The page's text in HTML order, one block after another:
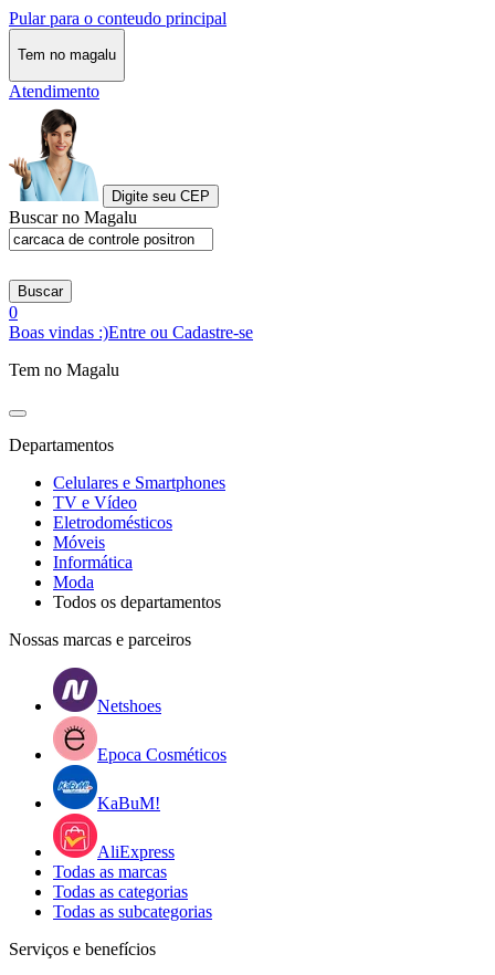
Pular para o conteudo principal
Tem no magalu
Atendimento
Digite seu CEP
Buscar no Magalu
Buscar
0
Boas vindas :)Entre ou Cadastre-se
Tem no Magalu
Departamentos
Celulares e Smartphones
TV e Vídeo
Eletrodomésticos
Móveis
Informática
Moda
Todos os departamentos
Nossas marcas e parceiros
Netshoes
Epoca Cosméticos
KaBuM!
AliExpress
Todas as marcas
Todas as categorias
Todas as subcategorias
Serviços e benefícios